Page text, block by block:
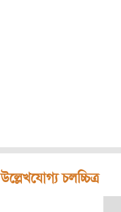
উল্লেখযোগ্য চলচ্চিত্র